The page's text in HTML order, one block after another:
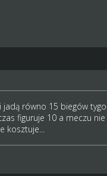
równo 15 biegów
figuruje 10 a meczu